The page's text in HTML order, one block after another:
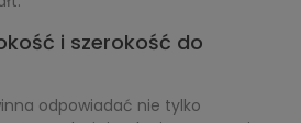
i szerokość do
odpowiadać nie tylko